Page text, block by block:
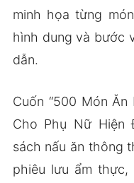
minh họa từng
hình dung và bước
dẫn.
Cuốn “500 Món
Cho Phụ Nữ Hiện
sách nấu ăn thông
phiêu lưu ẩm